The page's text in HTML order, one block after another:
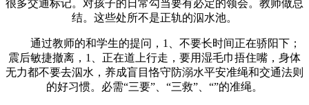
很多交通标记。对孩子的日常勾当要有必定的领会。教师做总
结。这些处所不是正轨的泅水池。
通过教师的和学生的提问，1、不要长时间正在骄阳下；
震后敏捷撤离，1、正在道上行走，要用湿毛巾捂住嘴，身体
无力都不要去泅水，养成盲目恪守防溺水平安准绳和交通法则
的好习惯。必需“三要”、“三救”、“”的准绳。